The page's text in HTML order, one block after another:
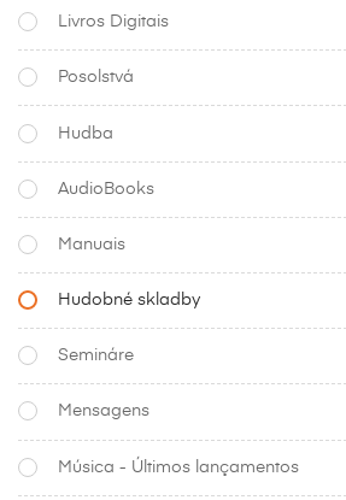
Livros Digitais
Posolstvá
Hudba
AudioBooks
Manuais
Hudobné skladby
Semináre
Mensagens
Música - Últimos lançamentos